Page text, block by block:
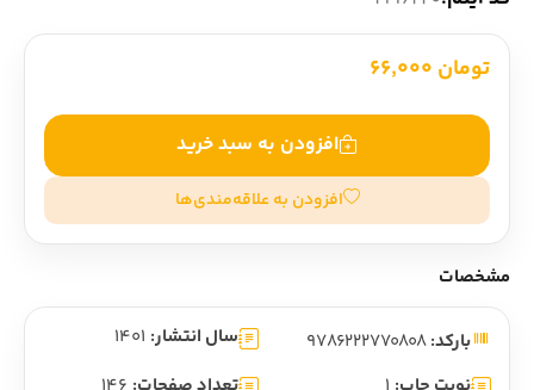
تومان 66,000
افزودن به سبد خرید
افزودن به علاقه‌مندی‌ها
مشخصات
بارکد:9786222770808 سال انتشار: 1401